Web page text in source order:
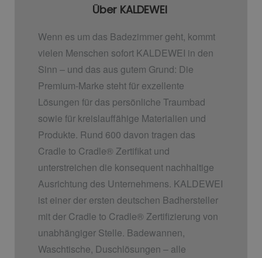
Über KALDEWEI
Wenn es um das Badezimmer geht, kommt
vielen Menschen sofort KALDEWEI in den
Sinn – und das aus gutem Grund: Die
Premium-Marke steht für exzellente
Lösungen für das persönliche Traumbad
sowie für kreislauffähige Materialien und
Produkte. Rund 600 davon tragen das
Cradle to Cradle® Zertifikat und
unterstreichen die konsequent nachhaltige
Ausrichtung des Unternehmens. KALDEWEI
ist einer der ersten deutschen Badhersteller
mit der Cradle to Cradle® Zertifizierung von
unabhängiger Stelle. Badewannen,
Waschtische, Duschlösungen – alle